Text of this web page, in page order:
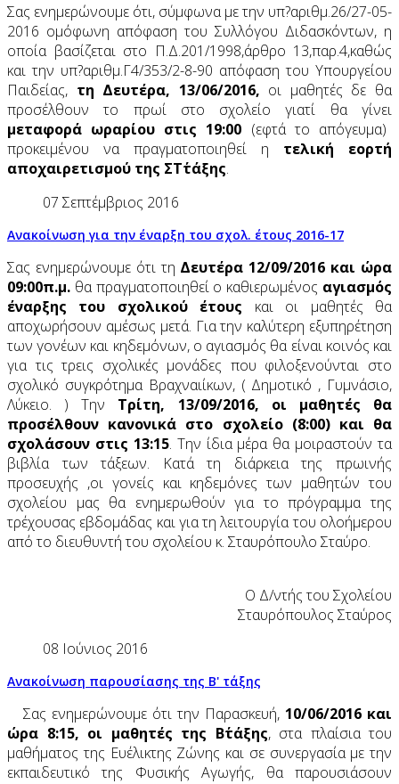
Σας ενημερώνουμε ότι, σύμφωνα με την υπ?αριθμ.26/27-05-
2016 ομόφωνη απόφαση του Συλλόγου Διδασκόντων, η
οποία βασίζεται στο Π.Δ.201/1998,άρθρο 13,παρ.4,καθώς
και την υπ?αριθμ.Γ4/353/2-8-90 απόφαση του Υπουργείου
Παιδείας, τη Δευτέρα, 13/06/2016, οι μαθητές δε θα
προσέλθουν το πρωί στο σχολείο γιατί θα γίνει
μεταφορά ωραρίου στις 19:00 (εφτά το απόγευμα)
προκειμένου να πραγματοποιηθεί η τελική εορτή
αποχαιρετισμού της ΣΤ΄τάξης.
07 Σεπτέμβριος 2016
Ανακοίνωση για την έναρξη του σχολ. έτους 2016-17
Σας ενημερώνουμε ότι τη Δευτέρα 12/09/2016 και ώρα
09:00π.μ. θα πραγματοποιηθεί ο καθιερωμένος αγιασμός
έναρξης του σχολικού έτους και οι μαθητές θα
αποχωρήσουν αμέσως μετά. Για την καλύτερη εξυπηρέτηση
των γονέων και κηδεμόνων, ο αγιασμός θα είναι κοινός και
για τις τρεις σχολικές μονάδες που φιλοξενούνται στο
σχολικό συγκρότημα Βραχναιίκων, ( Δημοτικό , Γυμνάσιο,
Λύκειο. ) Την Τρίτη, 13/09/2016, οι μαθητές θα
προσέλθουν κανονικά στο σχολείο (8:00) και θα
σχολάσουν στις 13:15. Την ίδια μέρα θα μοιραστούν τα
βιβλία των τάξεων. Κατά τη διάρκεια της πρωινής
προσευχής ,οι γονείς και κηδεμόνες των μαθητών του
σχολείου μας θα ενημερωθούν για το πρόγραμμα της
τρέχουσας εβδομάδας και για τη λειτουργία του ολοήμερου
από το διευθυντή του σχολείου κ. Σταυρόπουλο Σταύρο.
Ο Δ/ντής του Σχολείου
Σταυρόπουλος Σταύρος
08 Ιούνιος 2016
Ανακοίνωση παρουσίασης της Β' τάξης
Σας ενημερώνουμε ότι την Παρασκευή, 10/06/2016 και
ώρα 8:15, οι μαθητές της Β΄τάξης, στα πλαίσια του
μαθήματος της Ευέλικτης Ζώνης και σε συνεργασία με την
εκπαιδευτικό της Φυσικής Αγωγής, θα παρουσιάσουν